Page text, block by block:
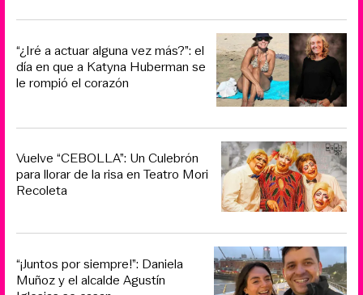
“¿Iré a actuar alguna vez más?”: el
día en que a Katyna Huberman se
le rompió el corazón
Vuelve “CEBOLLA”: Un Culebrón
para llorar de la risa en Teatro Mori
Recoleta
“¡Juntos por siempre!”: Daniela
Muñoz y el alcalde Agustín